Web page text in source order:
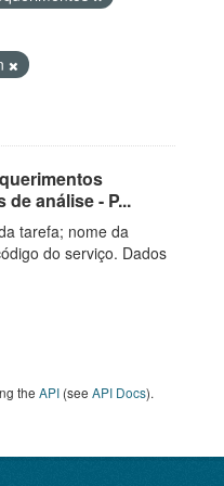
análise - P...
tarefa; nome da
do serviço. Dados
the API (see API Docs).